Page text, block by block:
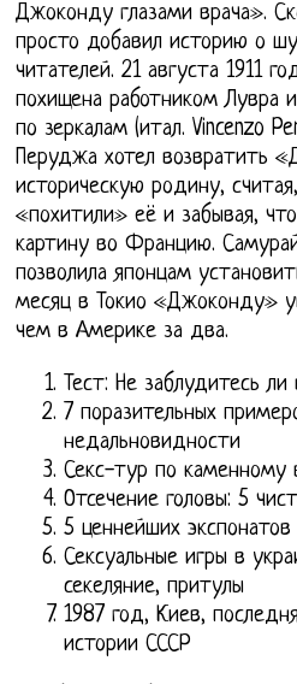
Джоконду глазами врача».
просто добавил историю о
читателей. 21 августа 1911
похищена работником Лувра
по зеркалам (итал. Vincenzo
Перуджа хотел возвратить
историческую родину,
«похитили» её и забывая,
картину во Францию.
позволила японцам
месяц в Токио «Джоконду»
чем в Америке за два.
Тест: Не заблудитесь
7 поразительных
недальновидности
Секс-тур по каменному
Отсечение головы: 5
5 ценнейших
Сексуальные игры в
секеляние, притулы
1987 год, Киев,
истории СССР